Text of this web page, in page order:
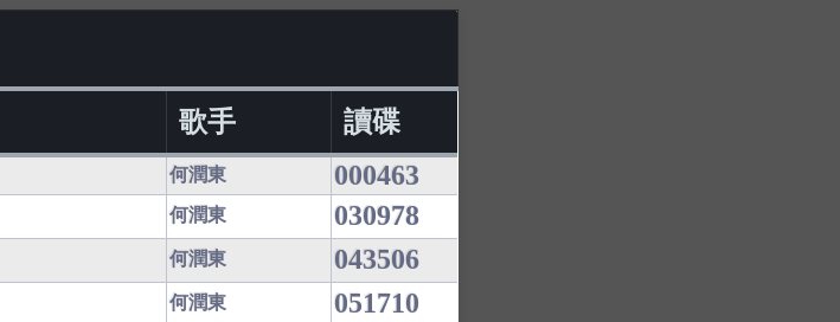
歌手
讀碟
何潤東
000463
何潤東
030978
何潤東
043506
何潤東
051710